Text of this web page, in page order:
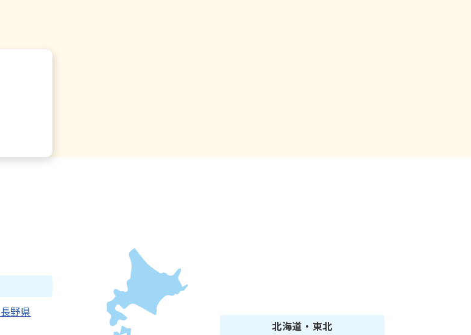
北海道・東北
長野県